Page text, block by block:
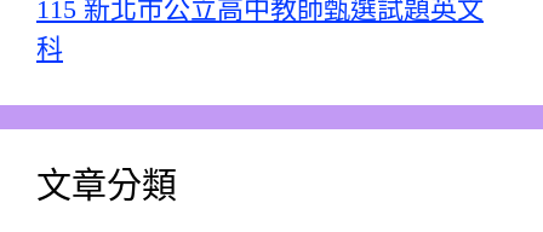
115 新北市公立高中教師甄選試題英文
科
文章分類